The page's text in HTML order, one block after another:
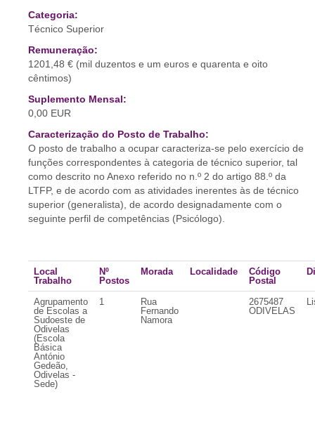
Categoria:
Técnico Superior
Remuneração:
1201,48 € (mil duzentos e um euros e quarenta e oito
cêntimos)
Suplemento Mensal:
0,00 EUR
Caracterização do Posto de Trabalho:
O posto de trabalho a ocupar caracteriza-se pelo exercício de
funções correspondentes à categoria de técnico superior, tal
como descrito no Anexo referido no n.º 2 do artigo 88.º da
LTFP, e de acordo com as atividades inerentes às de técnico
superior (generalista), de acordo designadamente com o
seguinte perfil de competências (Psicólogo).
Local
Trabalho
Nº
Postos
Morada Localidade
Código
Postal
Agrupamento
de Escolas a
Sudoeste de
Odivelas
(Escola
Básica
António
Gedeão,
Odivelas -
Sede)
1
Rua
Fernando
Namora
2675487
ODIVELAS